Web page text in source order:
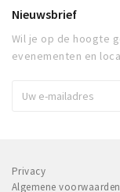
Nieuwsbrief
Wil je op de hoogte
evenementen en
Privacy
Algemene voorwaarden